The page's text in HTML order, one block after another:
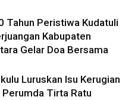
Tahun Peristiwa Kudatuli
Kabupaten
Gelar Doa Bersama
Luruskan Isu Kerugian
Perumda Tirta Ratu